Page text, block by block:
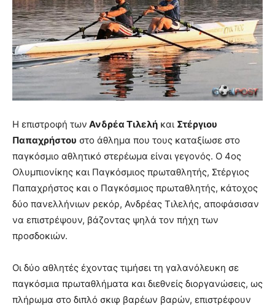
Η επιστροφή των Ανδρέα Τιλελή και Στέργιου
Παπαχρήστου στο άθλημα που τους καταξίωσε στο
παγκόσμιο αθλητικό στερέωμα είναι γεγονός. Ο 4ος
Ολυμπιονίκης και Παγκόσμιος πρωταθλητής, Στέργιος
Παπαχρήστος και ο Παγκόσμιος πρωταθλητής, κάτοχος
δύο πανελλήνιων ρεκόρ, Ανδρέας Τιλελής, αποφάσισαν
να επιστρέψουν, βάζοντας ψηλά τον πήχη των
προσδοκιών.
Οι δύο αθλητές έχοντας τιμήσει τη γαλανόλευκη σε
παγκόσμια πρωταθλήματα και διεθνείς διοργανώσεις, ως
πλήρωμα στο διπλό σκιφ βαρέων βαρών, επιστρέφουν